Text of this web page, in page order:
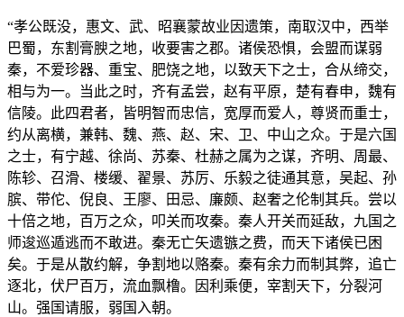
“孝公既没，惠文、武、昭襄蒙故业因遗策，南取汉中，西举
巴蜀，东割膏腴之地，收要害之郡。诸侯恐惧，会盟而谋弱
秦，不爱珍器、重宝、肥饶之地，以致天下之士，合从缔交，
相与为一。当此之时，齐有孟尝，赵有平原，楚有春申，魏有
信陵。此四君者，皆明智而忠信，宽厚而爱人，尊贤而重士，
约从离横，兼韩、魏、燕、赵、宋、卫、中山之众。于是六国
之士，有宁越、徐尚、苏秦、杜赫之属为之谋，齐明、周最、
陈轸、召滑、楼缓、翟景、苏厉、乐毅之徒通其意，吴起、孙
膑、带佗、倪良、王廖、田忌、廉颇、赵奢之伦制其兵。尝以
十倍之地，百万之众，叩关而攻秦。秦人开关而延敌，九国之
师逡巡遁逃而不敢进。秦无亡矢遗镞之费，而天下诸侯已困
矣。于是从散约解，争割地以赂秦。秦有余力而制其弊，追亡
逐北，伏尸百万，流血飘橹。因利乘便，宰割天下，分裂河
山。强国请服，弱国入朝。